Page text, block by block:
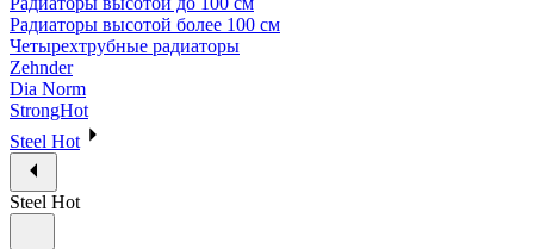
Радиаторы высотой более 100 см
Четырехтрубные радиаторы
Zehnder
Dia Norm
StrongHot
Steel Hot
Steel Hot